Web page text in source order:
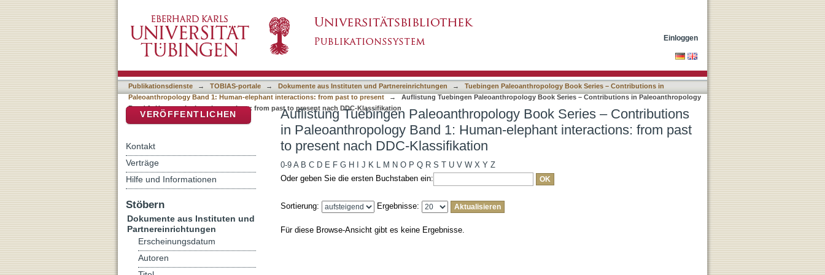
1: Human-elephant interactions: from past to present nach DDC-Klassifikation
Einloggen
Publikationsdienste → TOBIAS-portale → Dokumente aus Instituten und Partnereinrichtungen →
Tuebingen Paleoanthropology Book Series – Contributions in
Paleoanthropology Band 1: Human-elephant interactions: from past to present
→
Auflistung Tuebingen Paleoanthropology Book Series – Contributions in Paleoanthropology
Band 1: Human-elephant interactions: from past to present nach DDC-KlassifikationAuflistung Tuebingen Paleoanthropology Book Series – Contributions
in Paleoanthropology Band 1: Human-elephant interactions: from past
to present nach DDC-Klassifikation
0-9 A B C D E F G H J K L M N O P Q R S T U V W X Y Z
Oder geben Sie die ersten Buchstaben ein:
Sortierung: Ergebnisse:
Für diese Browse-Ansicht gibt es keine Ergebnisse.
VERÖFFENTLICHEN
Kontakt
Verträge
Hilfe und Informationen
Stöbern
Dokumente aus Instituten und
Partnereinrichtungen
Erscheinungsdatum
Autoren